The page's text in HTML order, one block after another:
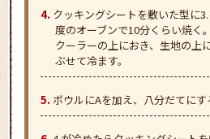
クッキングシートを敷いた型に
度のオーブンで10分くらい焼く
クーラーの上におき、生地の上
ぶせて冷ます。
ボウルにAを加え、八分だてにす